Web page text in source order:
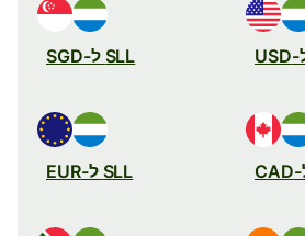
SLL ל-SGD
SLL ל-EUR